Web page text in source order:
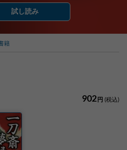
試し読み
籍
902 円 (税込)